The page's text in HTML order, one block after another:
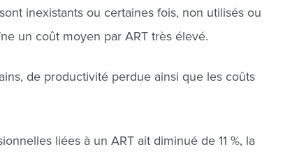
inexistants ou certaines fois, non utilisés ou
un coût moyen par ART très élevé.
de productivité perdue ainsi que les coûts
liées à un ART ait diminué de 11 %, la